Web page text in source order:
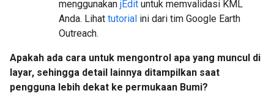
menggunakan jEdit untuk memvalidasi KML
Anda. Lihat tutorial ini dari tim Google Earth
Outreach.
Apakah ada cara untuk mengontrol apa yang muncul di
layar, sehingga detail lainnya ditampilkan saat
pengguna lebih dekat ke permukaan Bumi?